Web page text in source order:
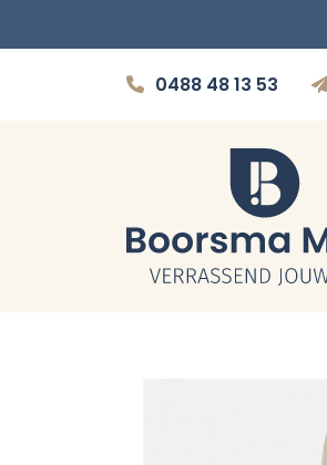
0488 48 13 53